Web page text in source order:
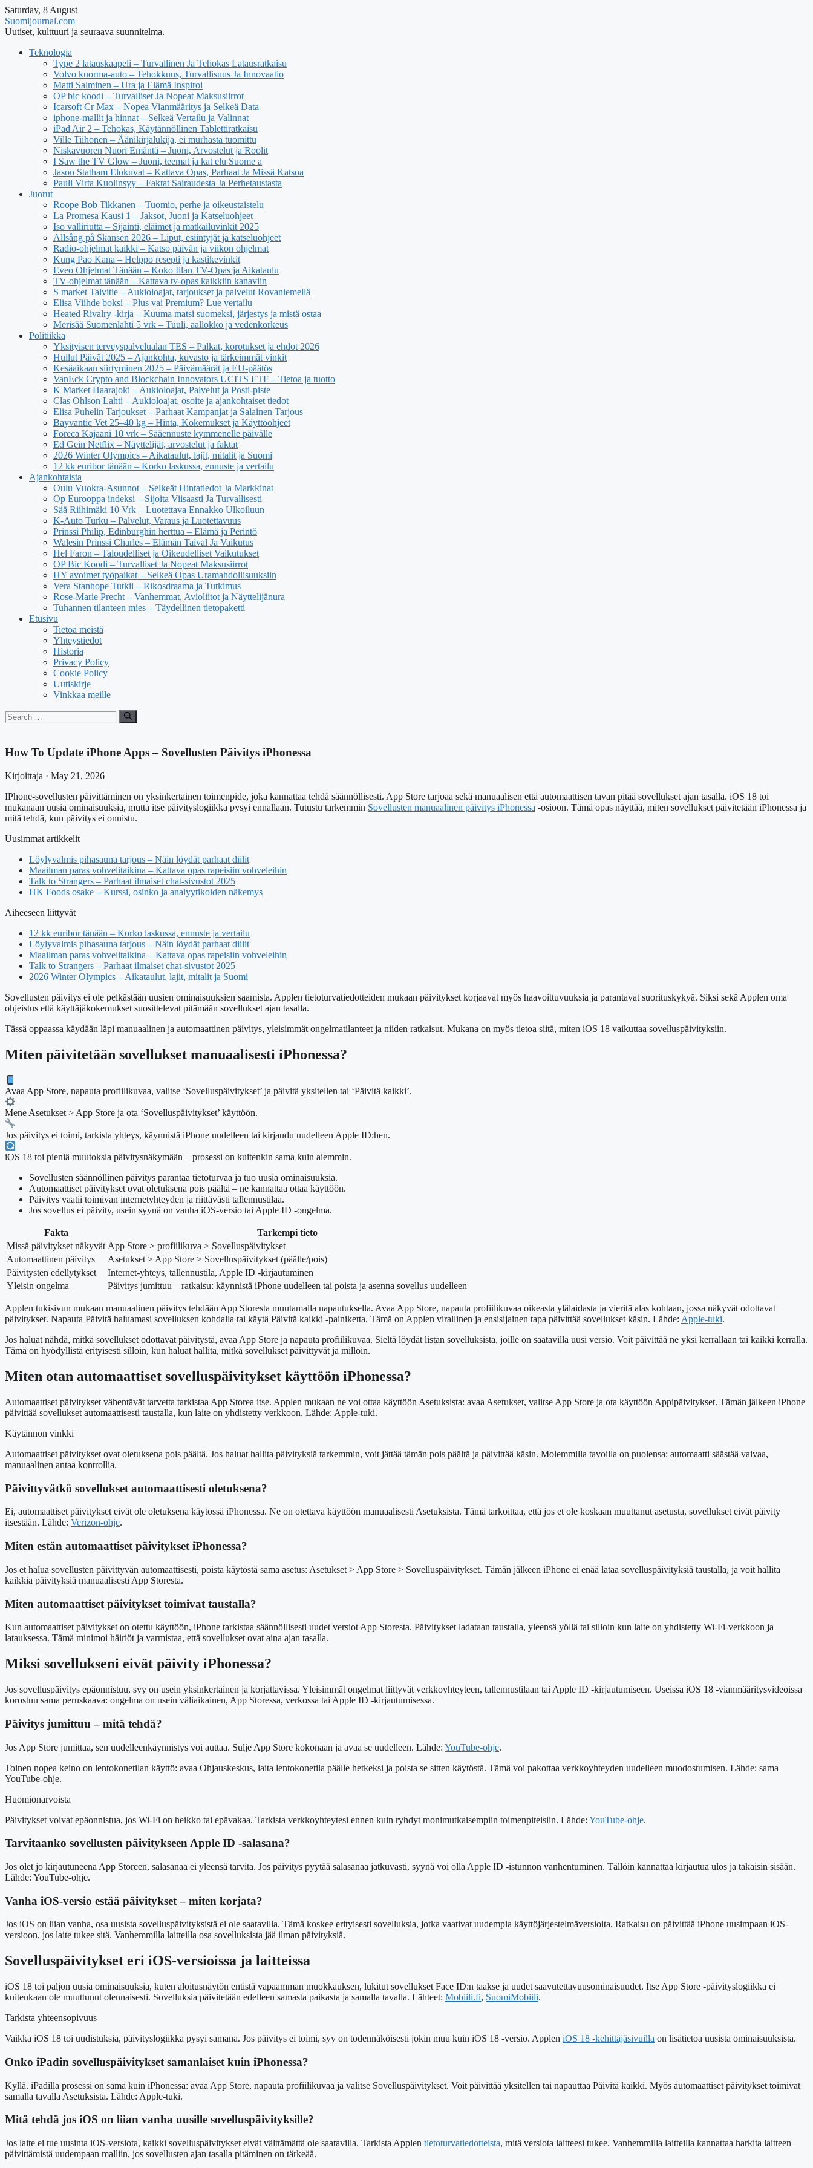
Saturday, 8 August
Suomijournal.com
Uutiset, kulttuuri ja seuraava suunnitelma.
Teknologia
Type 2 latauskaapeli – Turvallinen Ja Tehokas Latausratkaisu
Volvo kuorma-auto – Tehokkuus, Turvallisuus Ja Innovaatio
Matti Salminen – Ura ja Elämä Inspiroi
OP bic koodi – Turvalliset Ja Nopeat Maksusiirrot
Icarsoft Cr Max – Nopea Vianmääritys ja Selkeä Data
iphone-mallit ja hinnat – Selkeä Vertailu ja Valinnat
iPad Air 2 – Tehokas, Käytännöllinen Tablettiratkaisu
Ville Tiihonen – Äänikirjalukija, ei murhasta tuomittu
Niskavuoren Nuori Emäntä – Juoni, Arvostelut ja Roolit
I Saw the TV Glow – Juoni, teemat ja kat elu Suome a
Jason Statham Elokuvat – Kattava Opas, Parhaat Ja Missä Katsoa
Pauli Virta Kuolinsyy – Faktat Sairaudesta Ja Perhetaustasta
Juorut
Roope Bob Tikkanen – Tuomio, perhe ja oikeustaistelu
La Promesa Kausi 1 – Jaksot, Juoni ja Katseluohjeet
Iso valliriutta – Sijainti, eläimet ja matkailuvinkit 2025
Allsång på Skansen 2026 – Liput, esiintyjät ja katseluohjeet
Radio-ohjelmat kaikki – Katso päivän ja viikon ohjelmat
Kung Pao Kana – Helppo resepti ja kastikevinkit
Eveo Ohjelmat Tänään – Koko Illan TV-Opas ja Aikataulu
TV-ohjelmat tänään – Kattava tv-opas kaikkiin kanaviin
S market Talvitie – Aukioloajat, tarjoukset ja palvelut Rovaniemellä
Elisa Viihde boksi – Plus vai Premium? Lue vertailu
Heated Rivalry -kirja – Kuuma matsi suomeksi, järjestys ja mistä ostaa
Merisää Suomenlahti 5 vrk – Tuuli, aallokko ja vedenkorkeus
Politiikka
Yksityisen terveyspalvelualan TES – Palkat, korotukset ja ehdot 2026
Hullut Päivät 2025 – Ajankohta, kuvasto ja tärkeimmät vinkit
Kesäaikaan siirtyminen 2025 – Päivämäärät ja EU-päätös
VanEck Crypto and Blockchain Innovators UCITS ETF – Tietoa ja tuotto
K Market Haarajoki – Aukioloajat, Palvelut ja Posti-piste
Clas Ohlson Lahti – Aukioloajat, osoite ja ajankohtaiset tiedot
Elisa Puhelin Tarjoukset – Parhaat Kampanjat ja Salainen Tarjous
Bayvantic Vet 25–40 kg – Hinta, Kokemukset ja Käyttöohjeet
Foreca Kajaani 10 vrk – Sääennuste kymmenelle päivälle
Ed Gein Netflix – Näyttelijät, arvostelut ja faktat
2026 Winter Olympics – Aikataulut, lajit, mitalit ja Suomi
12 kk euribor tänään – Korko laskussa, ennuste ja vertailu
Ajankohtaista
Oulu Vuokra-Asunnot – Selkeät Hintatiedot Ja Markkinat
Op Eurooppa indeksi – Sijoita Viisaasti Ja Turvallisesti
Sää Riihimäki 10 Vrk – Luotettava Ennakko Ulkoiluun
K-Auto Turku – Palvelut, Varaus ja Luotettavuus
Prinssi Philip, Edinburghin herttua – Elämä ja Perintö
Walesin Prinssi Charles – Elämän Taival Ja Vaikutus
Hel Faron – Taloudelliset ja Oikeudelliset Vaikutukset
OP Bic Koodi – Turvalliset Ja Nopeat Maksusiirrot
HY avoimet työpaikat – Selkeä Opas Uramahdollisuuksiin
Vera Stanhope Tutkii – Rikosdraama ja Tutkimus
Rose-Marie Precht – Vanhemmat, Avioliitot ja Näyttelijänura
Tuhannen tilanteen mies – Täydellinen tietopaketti
Etusivu
Tietoa meistä
Yhteystiedot
Historia
Privacy Policy
Cookie Policy
Uutiskirje
Vinkkaa meille
Search
for:
How To Update iPhone Apps – Sovellusten Päivitys iPhonessa
Kirjoittaja · May 21, 2026
IPhone-sovellusten päivittäminen on yksinkertainen toimenpide, joka kannattaa tehdä säännöllisesti. App Store tarjoaa sekä manuaalisen että automaattisen tavan pitää sovellukset ajan tasalla. iOS 18 toi
mukanaan uusia ominaisuuksia, mutta itse päivityslogiikka pysyi ennallaan. Tutustu tarkemmin Sovellusten manuaalinen päivitys iPhonessa -osioon. Tämä opas näyttää, miten sovellukset päivitetään iPhonessa ja
mitä tehdä, kun päivitys ei onnistu.
Uusimmat artikkelit
Löylyvalmis pihasauna tarjous – Näin löydät parhaat diilit
Maailman paras vohvelitaikina – Kattava opas rapeisiin vohveleihin
Talk to Strangers – Parhaat ilmaiset chat-sivustot 2025
HK Foods osake – Kurssi, osinko ja analyytikoiden näkemys
Aiheeseen liittyvät
12 kk euribor tänään – Korko laskussa, ennuste ja vertailu
Löylyvalmis pihasauna tarjous – Näin löydät parhaat diilit
Maailman paras vohvelitaikina – Kattava opas rapeisiin vohveleihin
Talk to Strangers – Parhaat ilmaiset chat-sivustot 2025
2026 Winter Olympics – Aikataulut, lajit, mitalit ja Suomi
Sovellusten päivitys ei ole pelkästään uusien ominaisuuksien saamista. Applen tietoturvatiedotteiden mukaan päivitykset korjaavat myös haavoittuvuuksia ja parantavat suorituskykyä. Siksi sekä Applen oma
ohjeistus että käyttäjäkokemukset suosittelevat pitämään sovellukset ajan tasalla.
Tässä oppaassa käydään läpi manuaalinen ja automaattinen päivitys, yleisimmät ongelmatilanteet ja niiden ratkaisut. Mukana on myös tietoa siitä, miten iOS 18 vaikuttaa sovelluspäivityksiin.
Miten päivitetään sovellukset manuaalisesti iPhonessa?
Avaa App Store, napauta profiilikuvaa, valitse ‘Sovelluspäivitykset’ ja päivitä yksitellen tai ‘Päivitä kaikki’.
Mene Asetukset > App Store ja ota ‘Sovelluspäivitykset’ käyttöön.
Jos päivitys ei toimi, tarkista yhteys, käynnistä iPhone uudelleen tai kirjaudu uudelleen Apple ID:hen.
iOS 18 toi pieniä muutoksia päivitysnäkymään – prosessi on kuitenkin sama kuin aiemmin.
Sovellusten säännöllinen päivitys parantaa tietoturvaa ja tuo uusia ominaisuuksia.
Automaattiset päivitykset ovat oletuksena pois päältä – ne kannattaa ottaa käyttöön.
Päivitys vaatii toimivan internetyhteyden ja riittävästi tallennustilaa.
Jos sovellus ei päivity, usein syynä on vanha iOS-versio tai Apple ID -ongelma.
Fakta
Tarkempi tieto
Missä päivitykset näkyvät App Store > profiilikuva > Sovelluspäivitykset
Automaattinen päivitys
Asetukset > App Store > Sovelluspäivitykset (päälle/pois)
Päivitysten edellytykset
Internet-yhteys, tallennustila, Apple ID -kirjautuminen
Yleisin ongelma
Päivitys jumittuu – ratkaisu: käynnistä iPhone uudelleen tai poista ja asenna sovellus uudelleen
Applen tukisivun mukaan manuaalinen päivitys tehdään App Storesta muutamalla napautuksella. Avaa App Store, napauta profiilikuvaa oikeasta ylälaidasta ja vieritä alas kohtaan, jossa näkyvät odottavat
päivitykset. Napauta Päivitä haluamasi sovelluksen kohdalla tai käytä Päivitä kaikki -painiketta. Tämä on Applen virallinen ja ensisijainen tapa päivittää sovellukset käsin. Lähde: Apple-tuki.
Jos haluat nähdä, mitkä sovellukset odottavat päivitystä, avaa App Store ja napauta profiilikuvaa. Sieltä löydät listan sovelluksista, joille on saatavilla uusi versio. Voit päivittää ne yksi kerrallaan tai kaikki kerralla.
Tämä on hyödyllistä erityisesti silloin, kun haluat hallita, mitkä sovellukset päivittyvät ja milloin.
Miten otan automaattiset sovelluspäivitykset käyttöön iPhonessa?
Automaattiset päivitykset vähentävät tarvetta tarkistaa App Storea itse. Applen mukaan ne voi ottaa käyttöön Asetuksista: avaa Asetukset, valitse App Store ja ota käyttöön Appipäivitykset. Tämän jälkeen iPhone
päivittää sovellukset automaattisesti taustalla, kun laite on yhdistetty verkkoon. Lähde: Apple-tuki.
Käytännön vinkki
Automaattiset päivitykset ovat oletuksena pois päältä. Jos haluat hallita päivityksiä tarkemmin, voit jättää tämän pois päältä ja päivittää käsin. Molemmilla tavoilla on puolensa: automaatti säästää vaivaa,
manuaalinen antaa kontrollia.
Päivittyvätkö sovellukset automaattisesti oletuksena?
Ei, automaattiset päivitykset eivät ole oletuksena käytössä iPhonessa. Ne on otettava käyttöön manuaalisesti Asetuksista. Tämä tarkoittaa, että jos et ole koskaan muuttanut asetusta, sovellukset eivät päivity
itsestään. Lähde: Verizon-ohje.
Miten estän automaattiset päivitykset iPhonessa?
Jos et halua sovellusten päivittyvän automaattisesti, poista käytöstä sama asetus: Asetukset > App Store > Sovelluspäivitykset. Tämän jälkeen iPhone ei enää lataa sovelluspäivityksiä taustalla, ja voit hallita
kaikkia päivityksiä manuaalisesti App Storesta.
Miten automaattiset päivitykset toimivat taustalla?
Kun automaattiset päivitykset on otettu käyttöön, iPhone tarkistaa säännöllisesti uudet versiot App Storesta. Päivitykset ladataan taustalla, yleensä yöllä tai silloin kun laite on yhdistetty Wi-Fi-verkkoon ja
latauksessa. Tämä minimoi häiriöt ja varmistaa, että sovellukset ovat aina ajan tasalla.
Miksi sovellukseni eivät päivity iPhonessa?
Jos sovelluspäivitys epäonnistuu, syy on usein yksinkertainen ja korjattavissa. Yleisimmät ongelmat liittyvät verkkoyhteyteen, tallennustilaan tai Apple ID -kirjautumiseen. Useissa iOS 18 -vianmääritysvideoissa
korostuu sama peruskaava: ongelma on usein väliaikainen, App Storessa, verkossa tai Apple ID -kirjautumisessa.
Päivitys jumittuu – mitä tehdä?
Jos App Store jumittaa, sen uudelleenkäynnistys voi auttaa. Sulje App Store kokonaan ja avaa se uudelleen. Lähde: YouTube-ohje.
Toinen nopea keino on lentokonetilan käyttö: avaa Ohjauskeskus, laita lentokonetila päälle hetkeksi ja poista se sitten käytöstä. Tämä voi pakottaa verkkoyhteyden uudelleen muodostumisen. Lähde: sama
YouTube-ohje.
Huomionarvoista
Päivitykset voivat epäonnistua, jos Wi-Fi on heikko tai epävakaa. Tarkista verkkoyhteytesi ennen kuin ryhdyt monimutkaisempiin toimenpiteisiin. Lähde: YouTube-ohje.
Tarvitaanko sovellusten päivitykseen Apple ID -salasana?
Jos olet jo kirjautuneena App Storeen, salasanaa ei yleensä tarvita. Jos päivitys pyytää salasanaa jatkuvasti, syynä voi olla Apple ID -istunnon vanhentuminen. Tällöin kannattaa kirjautua ulos ja takaisin sisään.
Lähde: YouTube-ohje.
Vanha iOS-versio estää päivitykset – miten korjata?
Jos iOS on liian vanha, osa uusista sovelluspäivityksistä ei ole saatavilla. Tämä koskee erityisesti sovelluksia, jotka vaativat uudempia käyttöjärjestelmäversioita. Ratkaisu on päivittää iPhone uusimpaan iOS-
versioon, jos laite tukee sitä. Vanhemmilla laitteilla osa sovelluksista jää ilman päivityksiä.
Sovelluspäivitykset eri iOS-versioissa ja laitteissa
iOS 18 toi paljon uusia ominaisuuksia, kuten aloitusnäytön entistä vapaamman muokkauksen, lukitut sovellukset Face ID:n taakse ja uudet saavutettavuusominaisuudet. Itse App Store -päivityslogiikka ei
kuitenkaan ole muuttunut olennaisesti. Sovelluksia päivitetään edelleen samasta paikasta ja samalla tavalla. Lähteet: Mobiili.fi, SuomiMobiili.
Tarkista yhteensopivuus
Vaikka iOS 18 toi uudistuksia, päivityslogiikka pysyi samana. Jos päivitys ei toimi, syy on todennäköisesti jokin muu kuin iOS 18 -versio. Applen iOS 18 -kehittäjäsivuilla on lisätietoa uusista ominaisuuksista.
Onko iPadin sovelluspäivitykset samanlaiset kuin iPhonessa?
Kyllä. iPadilla prosessi on sama kuin iPhonessa: avaa App Store, napauta profiilikuvaa ja valitse Sovelluspäivitykset. Voit päivittää yksitellen tai napauttaa Päivitä kaikki. Myös automaattiset päivitykset toimivat
samalla tavalla Asetuksista. Lähde: Apple-tuki.
Mitä tehdä jos iOS on liian vanha uusille sovelluspäivityksille?
Jos laite ei tue uusinta iOS-versiota, kaikki sovelluspäivitykset eivät välttämättä ole saatavilla. Tarkista Applen tietoturvatiedotteista, mitä versiota laitteesi tukee. Vanhemmilla laitteilla kannattaa harkita laitteen
päivittämistä uudempaan malliin, jos sovellusten ajan tasalla pitäminen on tärkeää.